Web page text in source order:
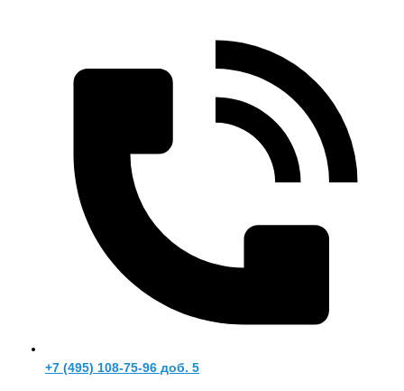
+7 (495) 108-75-96 доб. 5